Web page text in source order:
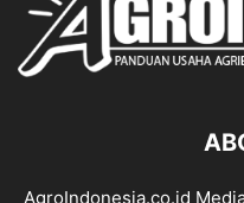
AgroIndonesia.co.id